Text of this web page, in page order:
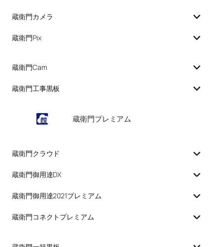
蔵衛門カメラ
蔵衛門Pix
蔵衛門Cam
蔵衛門工事黒板
蔵衛門プレミアム
蔵衛門クラウド
蔵衛門御用達DX
蔵衛門御用達2021プレミアム
蔵衛門コネクトプレミアム